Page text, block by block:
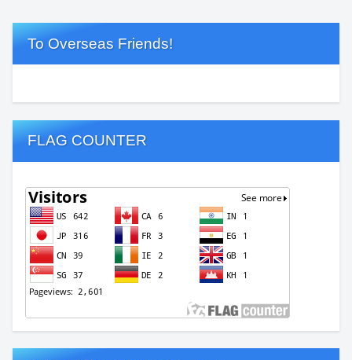
To Overseas Friends!
FLAG COUNTER